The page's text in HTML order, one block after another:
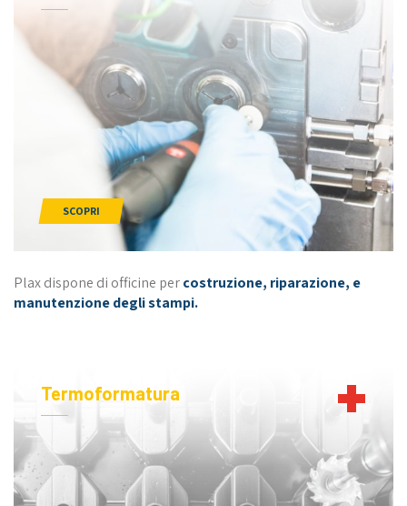
SCOPRI
Plax dispone di officine percostruzione, riparazione, e
manutenzione degli stampi.
Termoformatura